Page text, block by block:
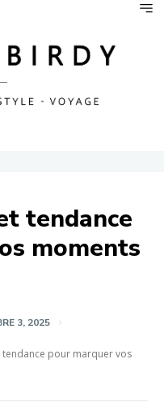
tendance
moments
3, 2025
tendance pour marquer vos